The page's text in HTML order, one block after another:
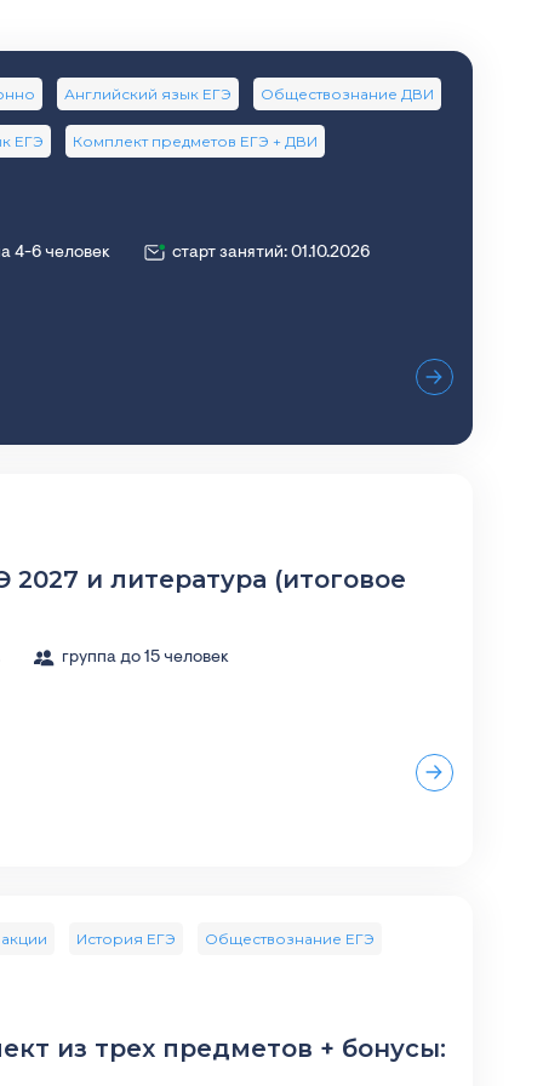
Английский язык ЕГЭ Обществознание ДВИ
ЕГЭ Комплект предметов ЕГЭ + ДВИ
4-6 человек старт занятий: 01.10.2026
и литература (итоговое
группа до 15 человек
История ЕГЭ Обществознание ЕГЭ
из трех предметов + бонусы: